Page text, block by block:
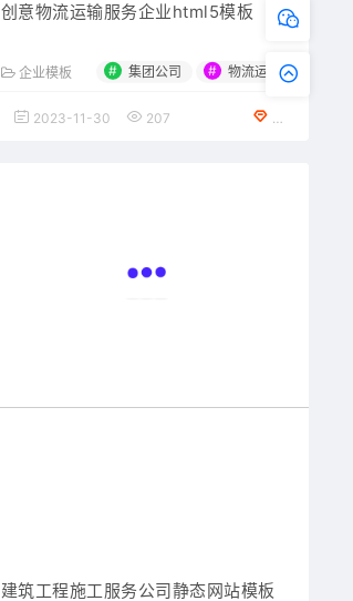
创意物流运输服务企业html5模板
企业模板 # 集团公司 # 物流运输
2023-11-30 207
建筑工程施工服务公司静态网站模板